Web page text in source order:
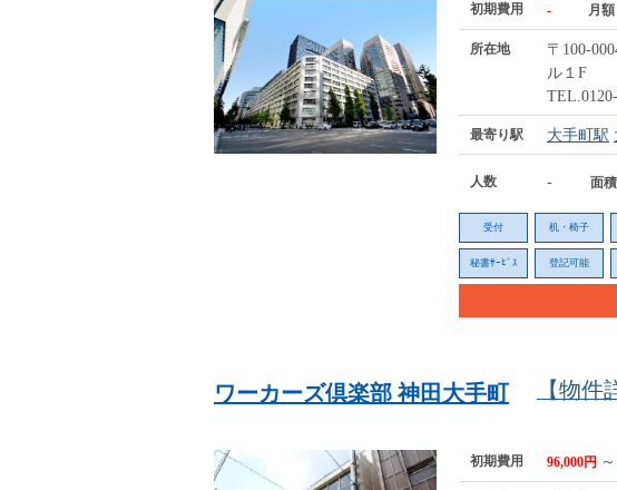
初期費用 - 月額
所在地
〒100-
ル１F
最寄り駅 大手町駅
人数 - 面積
受付 机・椅子
秘書ｻｰﾋﾞｽ 登記可能
ワーカーズ倶楽部 神田大手町 【物件
初期費用 96,000円 ～